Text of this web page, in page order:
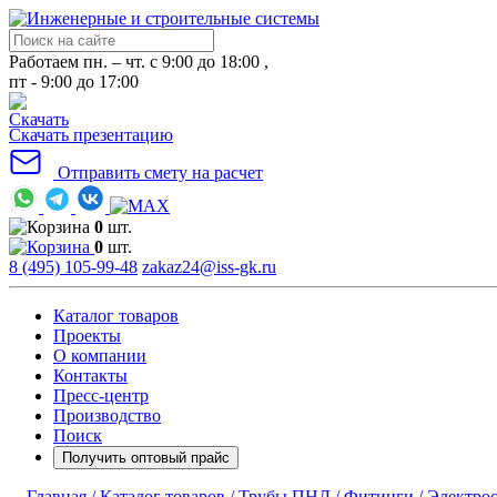
Работаем пн. – чт. с 9:00 до 18:00 ,
пт - 9:00 до 17:00
Скачать презентацию
Отправить смету на расчет
0 шт.
0 шт.
8 (495) 105-99-48 zakaz24@iss-gk.ru
Каталог товаров
Проекты
О компании
Контакты
Пресс-центр
Производство
Поиск
Получить оптовый прайс